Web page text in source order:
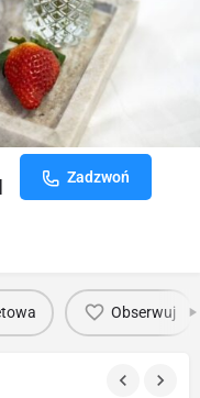
Zadzwoń
Obserwuj